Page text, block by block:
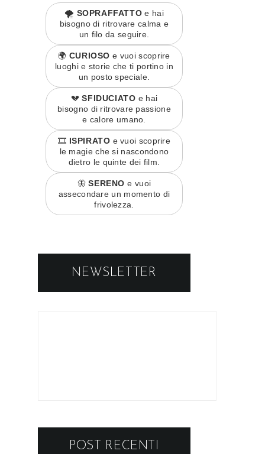
🌪️ SOPRAFFATTO e hai
bisogno di ritrovare calma e
un filo da seguire.
🌍 CURIOSO e vuoi scoprire
luoghi e storie che ti portino in
un posto speciale.
💔SFIDUCIATO e hai
bisogno di ritrovare passione
e calore umano.
🎞️ ISPIRATO e vuoi scoprire
le magie che si nascondono
dietro le quinte dei film.
🦋SERENO e vuoi
assecondare un momento di
frivolezza.
NEWSLETTER
POST RECENTI